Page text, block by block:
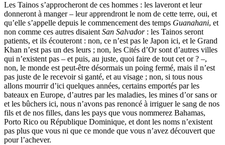
Les Tainos s’approcheront de ces hommes : les laveront et leur
donneront à manger – leur apprendront le nom de cette terre, oui, et
qu’elle s’appelle depuis le commencement des temps Guanahani, et
non comme ces autres disaient San Salvador: les Tainos seront
patients, et ils écouteront : non, ce n’est pas le Japon ici, et le Grand
Khan n’est pas un des leurs ; non, les Cités d’Or sont d’autres villes
qui n’existent pas – et puis, au juste, quoi faire de tout cet or ? –,
non, le monde est peut-être désormais un poing fermé, mais il n’est
pas juste de le recevoir si ganté, et au visage ; non, si tous nous
allons mourrir d’ici quelques années, certains emportés par les
bateaux en Europe, d’autres par les maladies, les mines d’or sans or
et les bûchers ici, nous n’avons pas renoncé à irriguer le sang de nos
fils et de nos filles, dans les pays que vous nommerez Bahamas,
Porto Rico ou République Dominique, et dont les noms n’existent
pas plus que vous ni que ce monde que vous n’avez découvert que
pour l’achever.